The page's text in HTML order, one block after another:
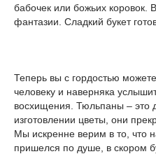
бабочек или божьих коровок.
фантазии. Сладкий букет
Теперь вы с гордостью
человеку и наверняка
восхищения. Тюльпаны – это
изготовлении цветы, они
Мы искренне верим в то, что
пришелся по душе, в скором